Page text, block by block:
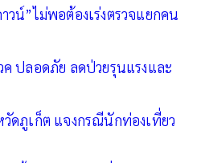
น์”ไม่พอต้องเร่งตรวจแยกคน
ปลอดภัย ลดป่วยรุนแรงและ
ดภูเก็ต แจงกรณีนักท่องเที่ยว